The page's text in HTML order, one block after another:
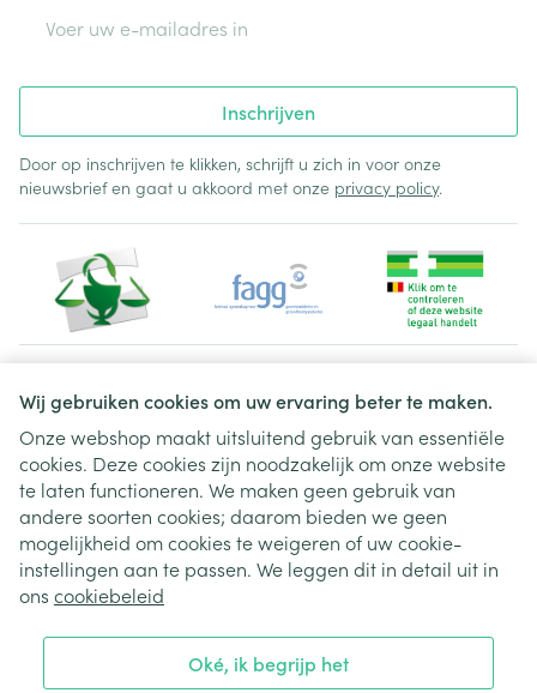
Wij gebruiken cookies om uw ervaring beter te maken.
Onze webshop maakt uitsluitend gebruik van essentiële
cookies. Deze cookies zijn noodzakelijk om onze website
te laten functioneren. We maken geen gebruik van
andere soorten cookies; daarom bieden we geen
mogelijkheid om cookies te weigeren of uw cookie-
instellingen aan te passen. We leggen dit in detail uit in
ons cookiebeleid
Oké, ik begrijp het
Inschrijven
Door op inschrijven te klikken, schrijft u zich in voor onze
nieuwsbrief en gaat u akkoord met onze privacy policy.
Juridische links